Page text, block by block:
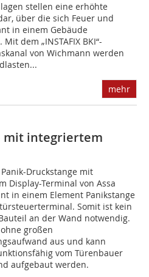
stellen eine erhöhte
über die sich Feuer und
in einem Gebäude
dem „INSTAFIX BKI“-
von Wichmann werden
mehr
mit integriertem
Panik-Druckstange mit
Display-Terminal von Assa
in einem Element Panikstange
Somit ist kein
an der Wand notwendig.
großen
aus und kann
vom Türenbauer
aufgebaut werden.